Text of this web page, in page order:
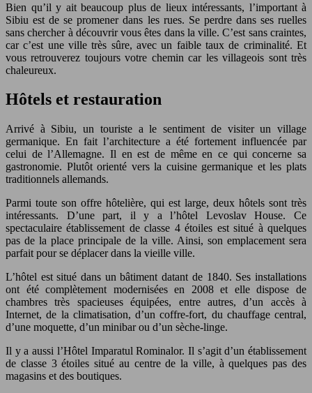
Bien qu’il y ait beaucoup plus de lieux intéressants, l’important à
Sibiu est de se promener dans les rues. Se perdre dans ses ruelles
sans chercher à découvrir vous êtes dans la ville. C’est sans craintes,
car c’est une ville très sûre, avec un faible taux de criminalité. Et
vous retrouverez toujours votre chemin car les villageois sont très
chaleureux.
Hôtels et restauration
Arrivé à Sibiu, un touriste a le sentiment de visiter un village
germanique. En fait l’architecture a été fortement influencée par
celui de l’Allemagne. Il en est de même en ce qui concerne sa
gastronomie. Plutôt orienté vers la cuisine germanique et les plats
traditionnels allemands.
Parmi toute son offre hôtelière, qui est large, deux hôtels sont très
intéressants. D’une part, il y a l’hôtel Levoslav House. Ce
spectaculaire établissement de classe 4 étoiles est situé à quelques
pas de la place principale de la ville. Ainsi, son emplacement sera
parfait pour se déplacer dans la vieille ville.
L’hôtel est situé dans un bâtiment datant de 1840. Ses installations
ont été complètement modernisées en 2008 et elle dispose de
chambres très spacieuses équipées, entre autres, d’un accès à
Internet, de la climatisation, d’un coffre-fort, du chauffage central,
d’une moquette, d’un minibar ou d’un sèche-linge.
Il y a aussi l’Hôtel Imparatul Rominalor. Il s’agit d’un établissement
de classe 3 étoiles situé au centre de la ville, à quelques pas des
magasins et des boutiques.